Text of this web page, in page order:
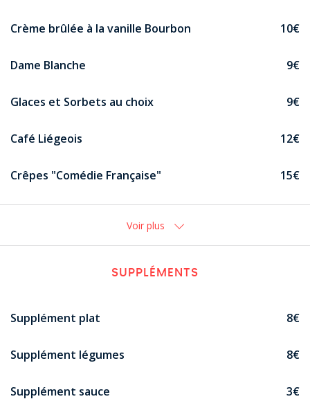
Crème brûlée à la vanille Bourbon 10€
Dame Blanche 9€
Glaces et Sorbets au choix 9€
Café Liégeois 12€
Crêpes "Comédie Française" 15€
Voir plus
SUPPLÉMENTS
Supplément plat 8€
Supplément légumes 8€
Supplément sauce 3€